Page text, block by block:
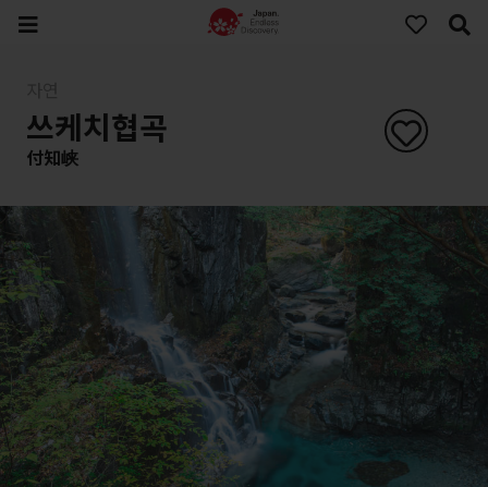
쓰케치협곡
付知峡